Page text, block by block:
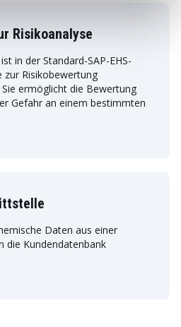
Risikoanalyse
in der Standard-SAP-EHS-
zur Risikobewertung
ermöglicht die Bewertung
Gefahr an einem bestimmten
Daten aus einer
die Kundendatenbank